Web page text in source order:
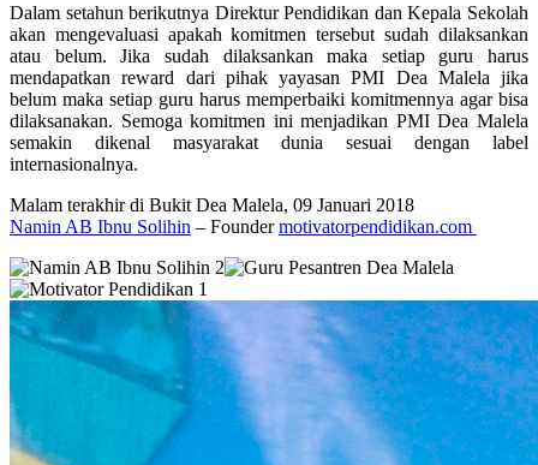
Dalam setahun berikutnya Direktur Pendidikan dan Kepala Sekolah
akan mengevaluasi apakah komitmen tersebut sudah dilaksankan
atau belum. Jika sudah dilaksankan maka setiap guru harus
mendapatkan reward dari pihak yayasan PMI Dea Malela jika
belum maka setiap guru harus memperbaiki komitmennya agar bisa
dilaksanakan. Semoga komitmen ini menjadikan PMI Dea Malela
semakin dikenal masyarakat dunia sesuai dengan label
internasionalnya.
Malam terakhir di Bukit Dea Malela, 09 Januari 2018
Namin AB Ibnu Solihin – Foundermotivatorpendidikan.com